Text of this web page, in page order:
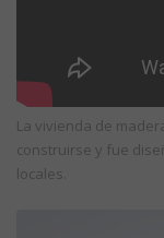
La vivienda de
construirse y fue
locales.